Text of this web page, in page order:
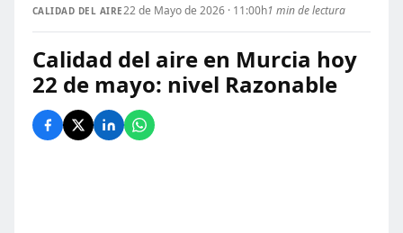
CALIDAD DEL AIRE22 de Mayo de 2026 · 11:00h1 min de lectura
Calidad del aire en Murcia hoy
22 de mayo: nivel Razonable